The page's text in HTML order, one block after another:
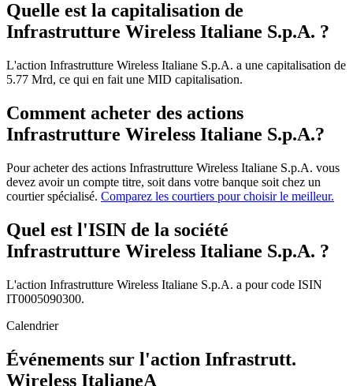
Quelle est la capitalisation de
Infrastrutture Wireless Italiane S.p.A. ?
L'action Infrastrutture Wireless Italiane S.p.A. a une capitalisation de
5.77 Mrd, ce qui en fait une MID capitalisation.
Comment acheter des actions
Infrastrutture Wireless Italiane S.p.A.?
Pour acheter des actions Infrastrutture Wireless Italiane S.p.A. vous
devez avoir un compte titre, soit dans votre banque soit chez un
courtier spécialisé. Comparez les courtiers pour choisir le meilleur.
Quel est l'ISIN de la société
Infrastrutture Wireless Italiane S.p.A. ?
L'action Infrastrutture Wireless Italiane S.p.A. a pour code ISIN
IT0005090300.
Calendrier
Événements sur l'action Infrastrutt.
Wireless ItalianeA